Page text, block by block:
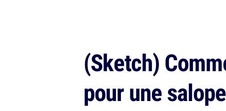
(Sketch)
pour une